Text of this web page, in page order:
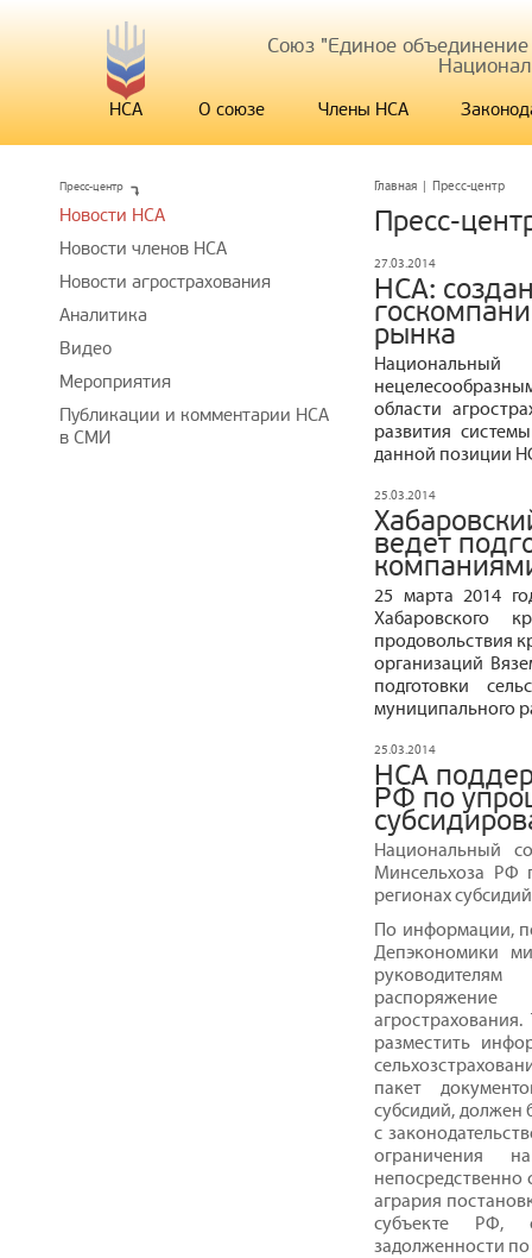
Союз "Единое
НСА О союзе Члены НСА
Главная | Пресс-центр
Пресс-
27.03.2014
НСА:
рынка
области
развития
данной позиции
25.03.2014
ведет
25 марта 2014
Хабаровского
продовольствия
организаций
подготовки
муниципального
25.03.2014
НСА
РФ по
Национальный
Минсельхоза РФ
регионах
По информации,
Депэкономики
разместить
пакет
субсидий, должен
с
ограничения
непосредственно
агрария
субъекте РФ,
задолженности по
Пресс-центр
Новости НСА
Новости членов НСА
Новости агрострахования
Аналитика
Видео
Мероприятия
Публикации и комментарии НСА
в СМИ